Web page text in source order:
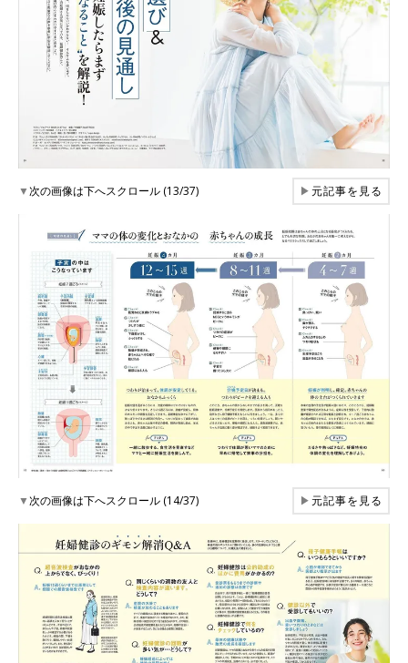
▼次の画像は下へスクロール (13/37) ▶元記事を見る
▼次の画像は下へスクロール (14/37) ▶元記事を見る